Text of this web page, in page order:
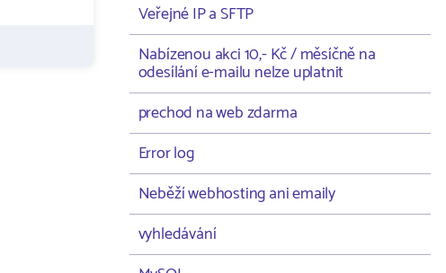
Veřejné IP a SFTP
Nabízenou akci 10,- Kč / měsíčně na
odesílání e-mailu nelze uplatnit
prechod na web zdarma
Error log
Neběží webhosting ani emaily
vyhledávání